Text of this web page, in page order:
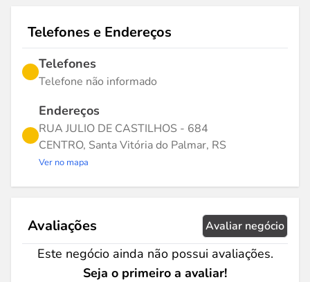
Telefones e Endereços
Telefones
Telefone não informado
Endereços
RUA JULIO DE CASTILHOS - 684
CENTRO, Santa Vitória do Palmar, RS
Ver no mapa
Avaliações Avaliar negócio
Este negócio ainda não possui avaliações.
Seja o primeiro a avaliar!